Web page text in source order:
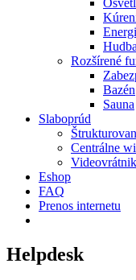
Hudba
Rozšírené
Bazén
Sauna
Slaboprúd
Centrálne
Videovrátnik
Eshop
FAQ
Prenos internetu
Helpdesk